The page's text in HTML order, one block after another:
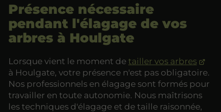
Présence nécessaire
pendant l'élagage de vos
arbres à Houlgate
Lorsque vient le moment de tailler vos arbres
à Houlgate, votre présence n'est pas obligatoire.
Nos professionnels en élagage sont formés pour
travailler en toute autonomie. Nous maîtrisons
les techniques d'élagage et de taille raisonnée,